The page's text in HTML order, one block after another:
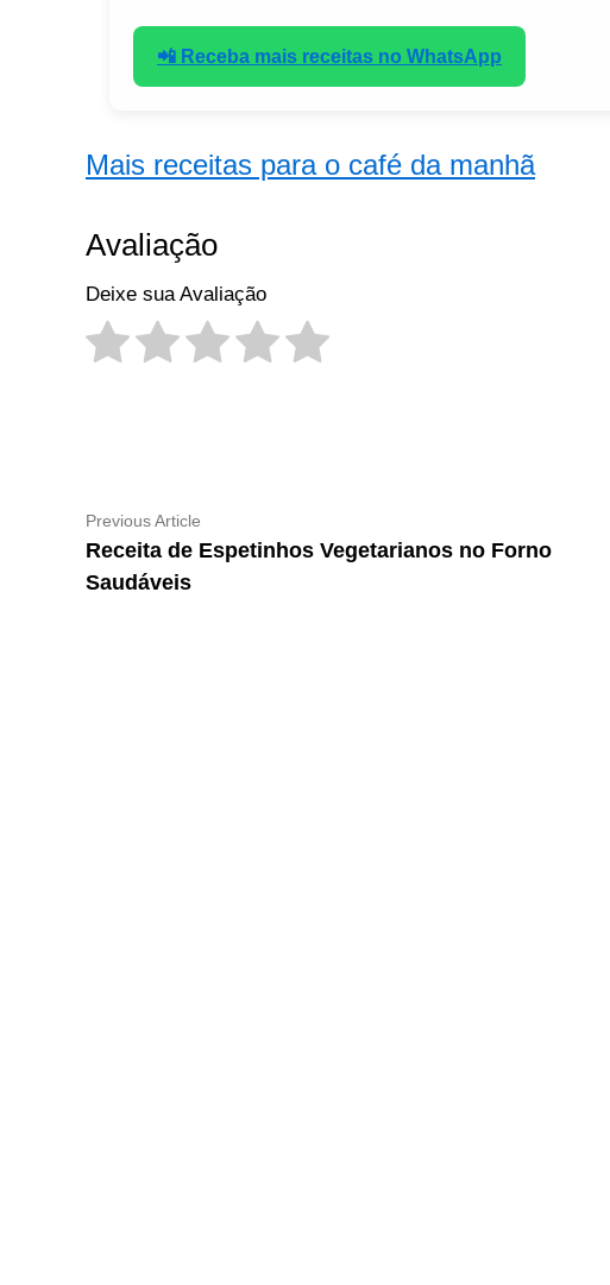
📲 Receba mais receitas no WhatsApp
Mais receitas para o café da manhã
Avaliação
Deixe sua Avaliação
Navegação
de
Post
Previous Article
article:
Receita de Espetinhos Vegetarianos no Forno
Saudáveis